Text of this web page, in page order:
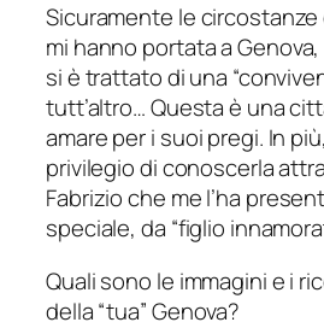
Sicuramente le circostanze
mi hanno portata a
si è trattato di una
tutt’altro… Questa è una
amare per i suoi pregi. In
privilegio di conoscerla
Fabrizio che me l’ha
speciale, da “figlio
Quali sono le immagini e i
della “tua” Genova?